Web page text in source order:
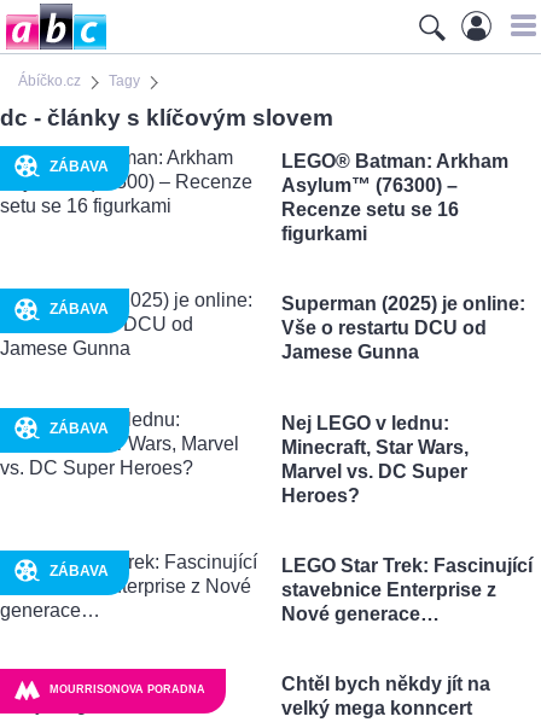
Ábíčko.cz Tagy
dc - články s klíčovým slovem
ZÁBAVA
LEGO® Batman: Arkham
Asylum™ (76300) –
Recenze setu se 16
figurkami
ZÁBAVA
Superman (2025) je online:
Vše o restartu DCU od
Jamese Gunna
ZÁBAVA
Nej LEGO v lednu:
Minecraft, Star Wars,
Marvel vs. DC Super
Heroes?
ZÁBAVA
LEGO Star Trek: Fascinující
stavebnice Enterprise z
Nové generace…
MOURRISONOVA PORADNA
Chtěl bych někdy jít na
velký mega konncert